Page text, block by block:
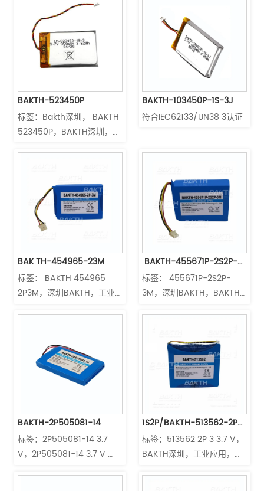
截止电压：  3V 最大放电电
流： 1C 最大充电电流：  1C
方面： 约7.5*29*35.5毫米
重量： 大约30克
BAKTH-523450P
标签：Bakth深圳， BAKTH
523450P，BAKTH深圳，
离子聚合物电池，医疗器
械，便携式设备，深圳
BAKTH Technology 符合
IEC62133/UN38 3认证
BAKTH-103450P-1S-3J
符合IEC62133/UN38 3认证
BAK TH-454965-23M
标签： BAKTH 454965
2P3M，深圳BAKTH，工业
备，深圳BAKTH
Technology 符合
IEC62133/UN38 3认证
BAKTH-455671P-2S2P-
3M
标签： 455671P-2S2P-
3M，深圳BAKTH，BAKTH-
用，锂离子聚合物电池，锂
离子聚合物电池组，医疗器
械，便携式设备，深圳
BAKTH Technology 符合
BAKTH-2P505081-14
标签：2P505081-14 3.7
V，2P505081-14 3.7 V
1S2P/BAKTH-513562-2P-
3
标签：513562 2P 3 3.7 V，
BAKTH深圳，工业应用，锂